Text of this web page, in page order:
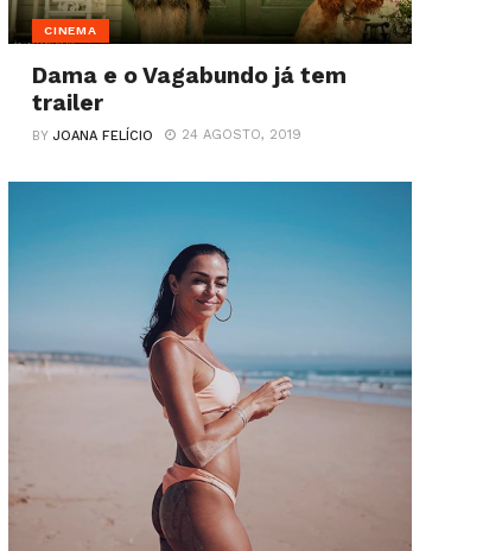
CINEMA
Dama e o Vagabundo já tem
trailer
BYJOANA FELÍCIO 24 AGOSTO, 2019